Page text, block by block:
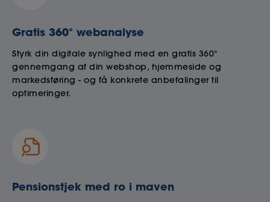
Gratis 360° webanalyse
Styrk din digitale synlighed med en gratis 360°
gennemgang af din webshop, hjemmeside og
markedsføring - og få konkrete anbefalinger til
optimeringer.
Pensionstjek med ro i maven